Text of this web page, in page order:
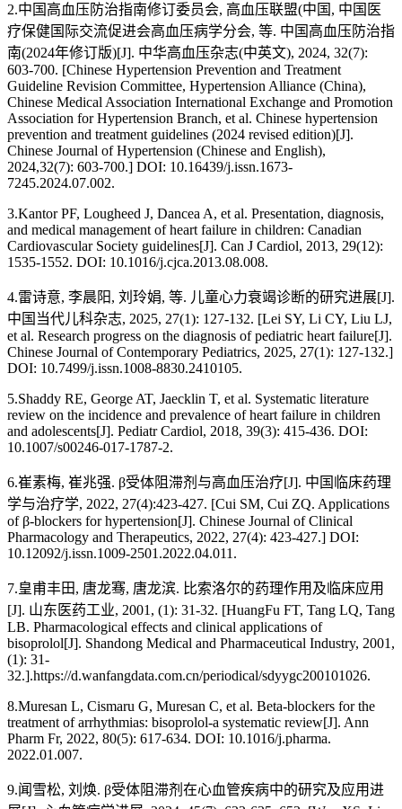
2.中国高血压防治指南修订委员会, 高血压联盟(中国, 中国医
疗保健国际交流促进会高血压病学分会, 等. 中国高血压防治指
南(2024年修订版)[J]. 中华高血压杂志(中英文), 2024, 32(7):
603-700. [Chinese Hypertension Prevention and Treatment
Guideline Revision Committee, Hypertension Alliance (China),
Chinese Medical Association International Exchange and Promotion
Association for Hypertension Branch, et al. Chinese hypertension
prevention and treatment guidelines (2024 revised edition)[J].
Chinese Journal of Hypertension (Chinese and English),
2024,32(7): 603-700.] DOI: 10.16439/j.issn.1673-
7245.2024.07.002.
3.Kantor PF, Lougheed J, Dancea A, et al. Presentation, diagnosis,
and medical management of heart failure in children: Canadian
Cardiovascular Society guidelines[J]. Can J Cardiol, 2013, 29(12):
1535-1552. DOI: 10.1016/j.cjca.2013.08.008.
4.雷诗意, 李晨阳, 刘玲娟, 等. 儿童心力衰竭诊断的研究进展[J].
中国当代儿科杂志, 2025, 27(1): 127-132. [Lei SY, Li CY, Liu LJ,
et al. Research progress on the diagnosis of pediatric heart failure[J].
Chinese Journal of Contemporary Pediatrics, 2025, 27(1): 127-132.]
DOI: 10.7499/j.issn.1008-8830.2410105.
5.Shaddy RE, George AT, Jaecklin T, et al. Systematic literature
review on the incidence and prevalence of heart failure in children
and adolescents[J]. Pediatr Cardiol, 2018, 39(3): 415-436. DOI:
10.1007/s00246-017-1787-2.
6.崔素梅, 崔兆强. β受体阻滞剂与高血压治疗[J]. 中国临床药理
学与治疗学, 2022, 27(4):423-427. [Cui SM, Cui ZQ. Applications
of β-blockers for hypertension[J]. Chinese Journal of Clinical
Pharmacology and Therapeutics, 2022, 27(4): 423-427.] DOI:
10.12092/j.issn.1009-2501.2022.04.011.
7.皇甫丰田, 唐龙骞, 唐龙滨. 比索洛尔的药理作用及临床应用
[J]. 山东医药工业, 2001, (1): 31-32. [HuangFu FT, Tang LQ, Tang
LB. Pharmacological effects and clinical applications of
bisoprolol[J]. Shandong Medical and Pharmaceutical Industry, 2001,
(1): 31-
32.].https://d.wanfangdata.com.cn/periodical/sdyygc200101026.
8.Muresan L, Cismaru G, Muresan C, et al. Beta-blockers for the
treatment of arrhythmias: bisoprolol-a systematic review[J]. Ann
Pharm Fr, 2022, 80(5): 617-634. DOI: 10.1016/j.pharma.
2022.01.007.
9.闻雪松, 刘焕. β受体阻滞剂在心血管疾病中的研究及应用进